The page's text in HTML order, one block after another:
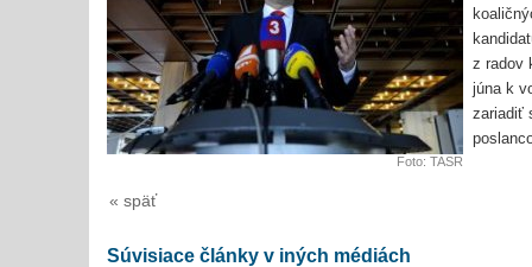
Foto: TASR
z radov
júna k
zariadiť
« späť
Súvisiace články v iných médiách